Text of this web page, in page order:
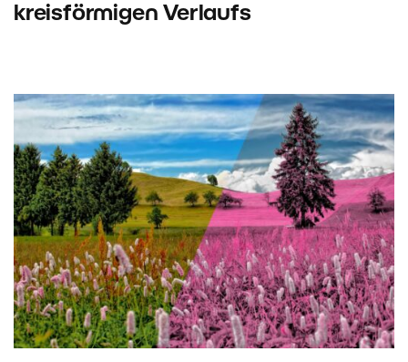
kreisförmigen Verlaufs